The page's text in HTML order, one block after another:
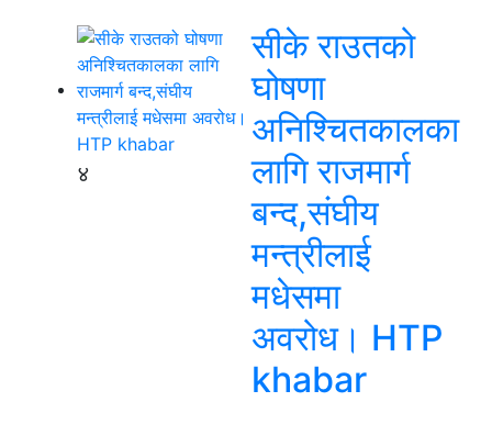
४
सीके राउतको
घोषणा
अनिश्चितकालका
लागि राजमार्ग
बन्द,संघीय
मन्त्रीलाई
मधेसमा
अवरोध। HTP
khabar